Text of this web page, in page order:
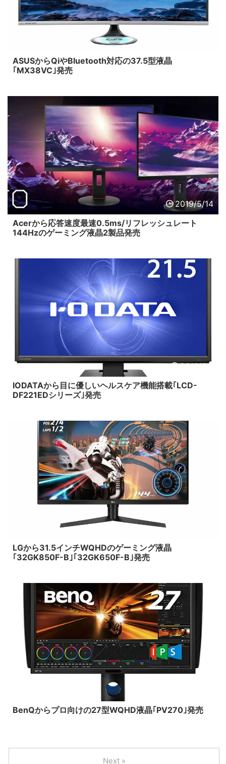
ASUSからQiやBluetooth対応の37.5型液晶
｢MX38VC｣発売
2019/5/14
Acerから応答速度最速0.5ms/リフレッシュレート
144Hzのゲーミング液晶2製品発売
2018/8/1
IODATAから目に優しいヘルスケア機能搭載｢LCD-
DF221EDシリーズ｣発売
LGから31.5インチWQHDのゲーミング液晶
｢32GK850F-B｣｢32GK650F-B｣発売
BenQからプロ向けの27型WQHD液晶｢PV270｣発売
Next »